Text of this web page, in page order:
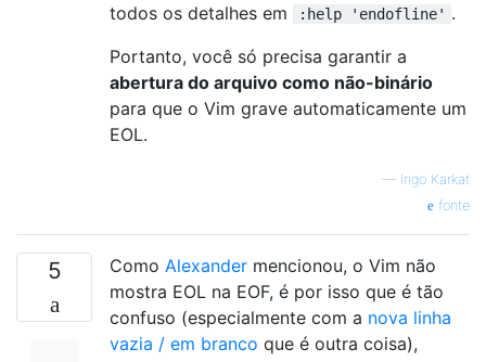
todos os detalhes em
:help 'endofline' .
Portanto, você só precisa garantir a
abertura do arquivo como não-binário
para que o Vim grave automaticamente um
EOL.
— Ingo Karkat
fonte
5 Como Alexander mencionou, o Vim não
mostra EOL na EOF, é por isso que é tão
confuso (especialmente com a nova linha
vazia / em branco que é outra coisa),